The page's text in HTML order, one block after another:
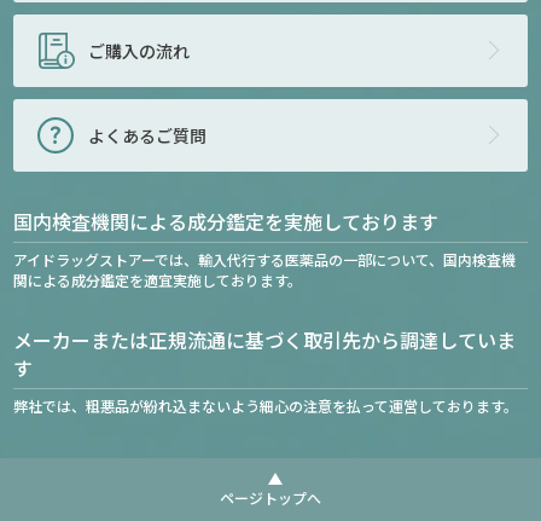
ご購入の流れ
よくあるご質問
国内検査機関による成分鑑定を実施しております
アイドラッグストアーでは、輸入代行する医薬品の一部について、国内検査機
関による成分鑑定を適宜実施しております。
メーカーまたは正規流通に基づく取引先から調達していま
す
弊社では、粗悪品が紛れ込まないよう細心の注意を払って運営しております。
ページトップへ